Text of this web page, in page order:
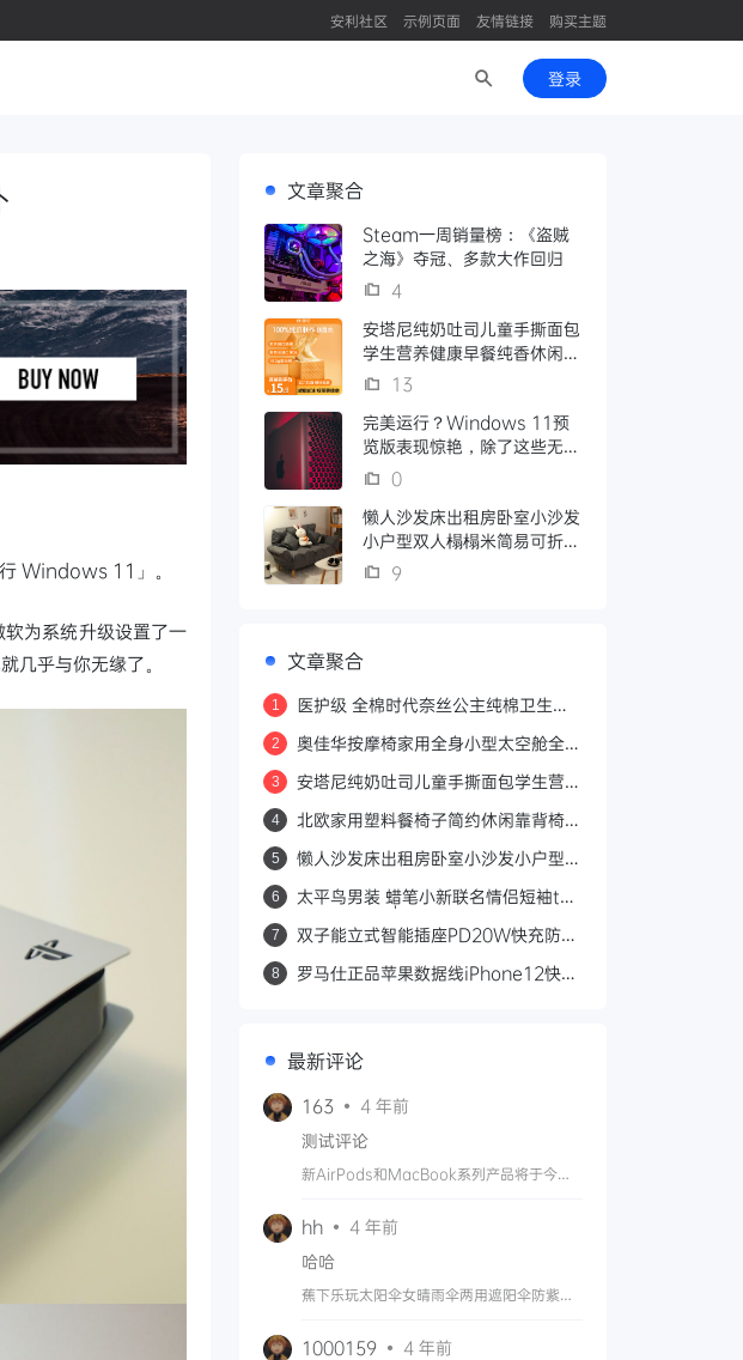
安利社区 示例页面 友情链接 购买主题
登录
Windows 11」。
为系统升级设置了一
乎与你无缘了。
文章聚合
Steam一周销量榜：《盗贼
之海》夺冠、多款大作回归
4
安塔尼纯奶吐司儿童手撕面包
学生营养健康早餐纯香休闲零
食品两袋
13
完美运行？Windows 11预
览版表现惊艳，除了这些无缺
憾 0
懒人沙发床出租房卧室小沙发
小户型双人榻榻米简易可折叠
单人沙发
9
文章聚合
1
医护级 全棉时代奈丝公主纯棉卫生巾
2
奥佳华按摩椅家用全身小型太空舱全自
3
安塔尼纯奶吐司儿童手撕面包学生营养
4
北欧家用塑料餐椅子简约休闲靠背椅子
5
懒人沙发床出租房卧室小沙发小户型双
6
太平鸟男装 蜡笔小新联名情侣短袖t恤
7
双子能立式智能插座PD20W快充防雷
8
罗马仕正品苹果数据线iPhone12快充
最新评论
163
4 年前
测试评论
新AirPods和MacBook系列产品将于今年
hh
4 年前
哈哈
蕉下乐玩太阳伞女晴雨伞两用遮阳伞防紫外
1000159
4 年前